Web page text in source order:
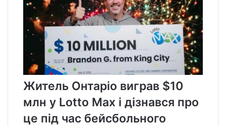
Житель Онтаріо виграв $10
млн у Lotto Max і дізнався про
це під час бейсбольного